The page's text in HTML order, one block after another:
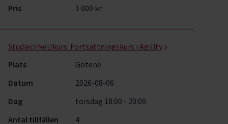
Pris
1 000 kr
Studiecirkel/kurs: Fortsättningskurs i Agility
Plats
Götene
Datum
2026-08-06
Dag
torsdag 18:00 - 20:00
Antal tillfällen
4